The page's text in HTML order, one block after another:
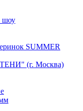
шоу
SUMMER
(г. Москва)